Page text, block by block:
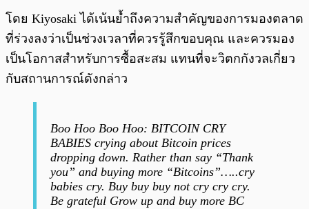
โดย Kiyosaki ได้เน้นย้ำถึงความสำคัญของการมองตลาด
ที่ร่วงลงว่าเป็นช่วงเวลาที่ควรรู้สึกขอบคุณ และควรมอง
เป็นโอกาสสำหรับการซื้อสะสม แทนที่จะวิตกกังวลเกี่ยว
กับสถานการณ์ดังกล่าว
Boo Hoo Boo Hoo: BITCOIN CRY
BABIES crying about Bitcoin prices
dropping down. Rather than say “Thank
you” and buying more “Bitcoins”…..cry
babies cry. Buy buy buy not cry cry cry.
Be grateful Grow up and buy more BC